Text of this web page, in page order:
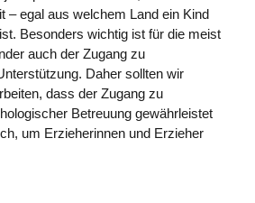
– egal aus welchem Land ein Kind
Besonders wichtig ist für die meist
auch der Zugang zu
Daher sollten wir
dass der Zugang zu
Betreuung gewährleistet
um Erzieherinnen und Erzieher